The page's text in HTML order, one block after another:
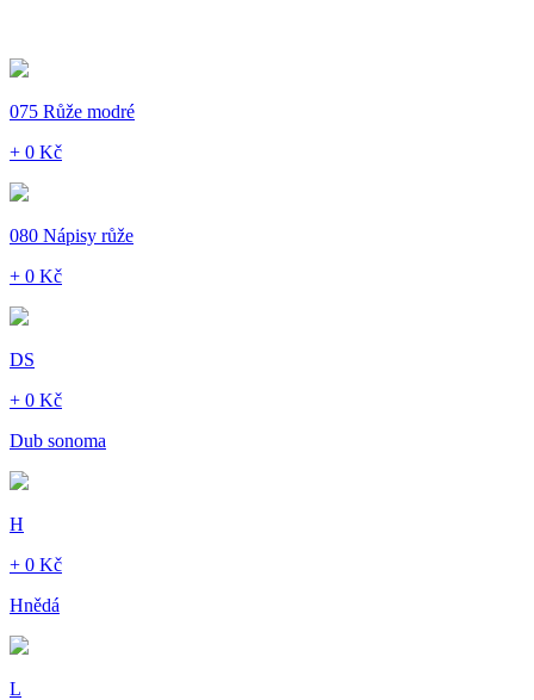
075 Růže modré
+ 0 Kč
080 Nápisy růže
+ 0 Kč
DS
+ 0 Kč
Dub sonoma
H
+ 0 Kč
Hnědá
L